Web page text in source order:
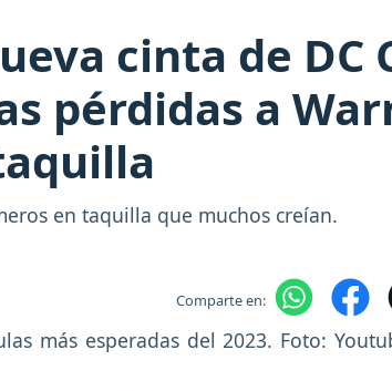
cinta de DC
pérdidas a
en taquilla que muchos creían.
Comparte en: